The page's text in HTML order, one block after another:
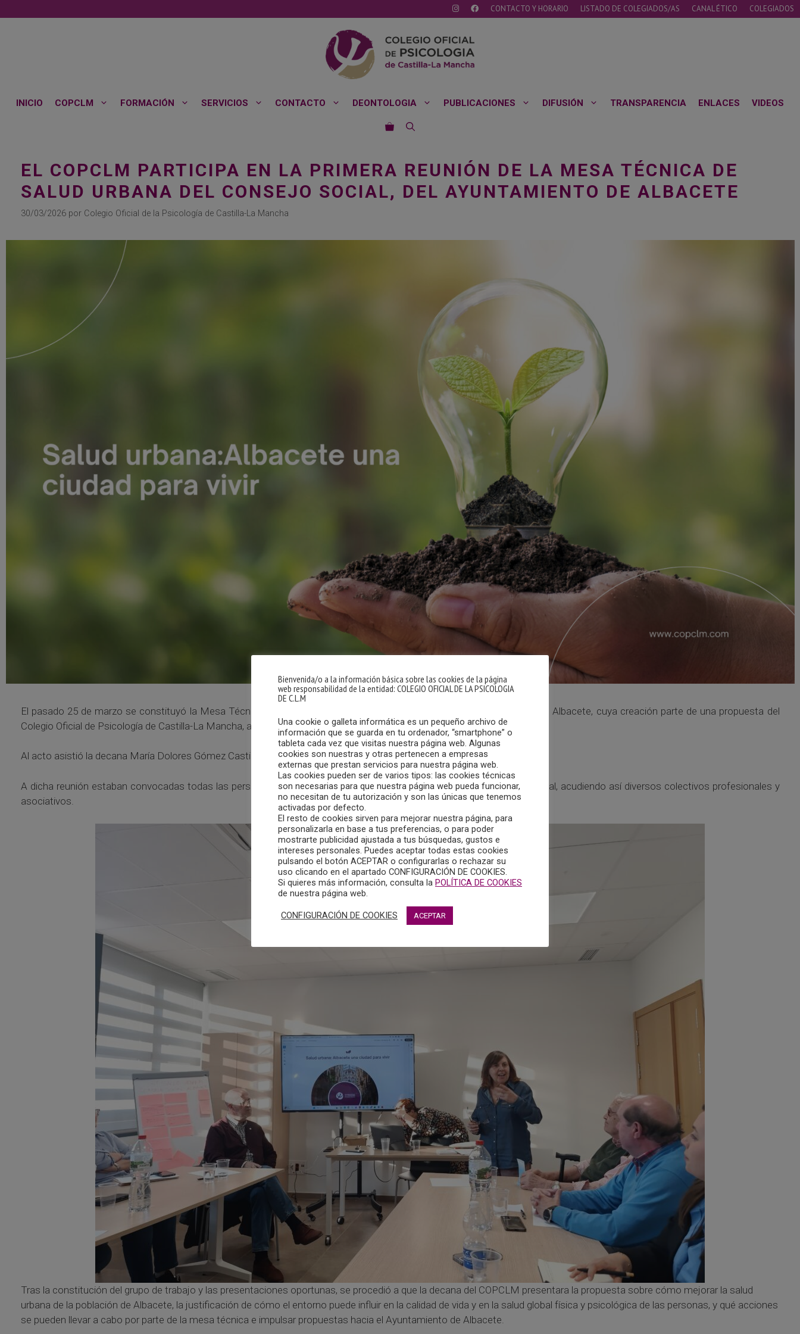
al
CONTACTO Y HORARIO LISTADO DE COLEGIADOS/AS CANAL ÉTICO COLEGIADOS
INICIO COPCLM FORMACIÓN SERVICIOS CONTACTO DEONTOLOGIA PUBLICACIONES DIFUSIÓN TRANSPARENCIA ENLACES VIDEOS
EL COPCLM PARTICIPA EN LA PRIMERA REUNIÓN DE LA MESA TÉCNICA DE
SALUD URBANA DEL CONSEJO SOCIAL, DEL AYUNTAMIENTO DE ALBACETE
30/03/2026 por Colegio Oficial de la Psicología de Castilla-La Mancha
El pasado 25 de marzo se constituyó la Mesa Técnica de Salud Urbana dentro del Consejo Social del Ayuntamiento de Albacete, cuya creación parte de una propuesta del
Colegio Oficial de Psicología de Castilla-La Mancha, ante el patronato del Consejo Social.
Al acto asistió la decana María Dolores Gómez Castillo, y la Tesorera, Isabel Hinarejos Gómez.
A dicha reunión estaban convocadas todas las personas y asociaciones que pertenecen al Patronato del Consejo Social, acudiendo así diversos colectivos profesionales y
asociativos.
Tras la constitución del grupo de trabajo y las presentaciones oportunas, se procedió a que la decana del COPCLM presentara la propuesta sobre cómo mejorar la salud
urbana de la población de Albacete, la justificación de cómo el entorno puede influir en la calidad de vida y en la salud global física y psicológica de las personas, y qué acciones
se pueden llevar a cabo por parte de la mesa técnica e impulsar propuestas hacia el Ayuntamiento de Albacete.
Bienvenida/o a la información básica sobre las cookies de la página
web responsabilidad de la entidad: COLEGIO OFICIAL DE LA PSICOLOGIA
DE C.L.M
Una cookie o galleta informática es un pequeño archivo de
información que se guarda en tu ordenador, “smartphone” o
tableta cada vez que visitas nuestra página web. Algunas
cookies son nuestras y otras pertenecen a empresas
externas que prestan servicios para nuestra página web.
Las cookies pueden ser de varios tipos: las cookies técnicas
son necesarias para que nuestra página web pueda funcionar,
no necesitan de tu autorización y son las únicas que tenemos
activadas por defecto.
El resto de cookies sirven para mejorar nuestra página, para
personalizarla en base a tus preferencias, o para poder
mostrarte publicidad ajustada a tus búsquedas, gustos e
intereses personales. Puedes aceptar todas estas cookies
pulsando el botón ACEPTAR o configurarlas o rechazar su
uso clicando en el apartado CONFIGURACIÓN DE COOKIES.
Si quieres más información, consulta la POLÍTICA DE COOKIES
de nuestra página web.
CONFIGURACIÓN DE COOKIES ACEPTAR